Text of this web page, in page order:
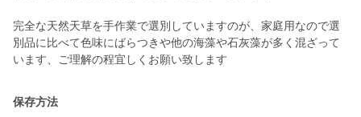
完全な天然天草を手作業で選別していますのが、家庭用なので選
別品に比べて色味にばらつきや他の海藻や石灰藻が多く混ざって
います、ご理解の程宜しくお願い致します
保存方法